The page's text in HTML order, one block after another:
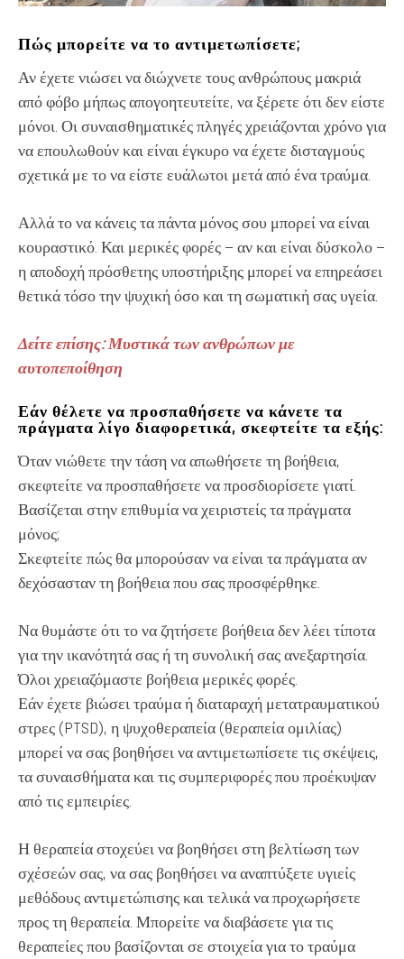
Πώς μπορείτε να το αντιμετωπίσετε;
Αν έχετε νιώσει να διώχνετε τους ανθρώπους μακριά
από φόβο μήπως απογοητευτείτε, να ξέρετε ότι δεν είστε
μόνοι. Οι συναισθηματικές πληγές χρειάζονται χρόνο για
να επουλωθούν και είναι έγκυρο να έχετε δισταγμούς
σχετικά με το να είστε ευάλωτοι μετά από ένα τραύμα.
Αλλά το να κάνεις τα πάντα μόνος σου μπορεί να είναι
κουραστικό. Και μερικές φορές – αν και είναι δύσκολο –
η αποδοχή πρόσθετης υποστήριξης μπορεί να επηρεάσει
θετικά τόσο την ψυχική όσο και τη σωματική σας υγεία.
Δείτε επίσης: Μυστικά των ανθρώπων με
αυτοπεποίθηση
Εάν θέλετε να προσπαθήσετε να κάνετε τα
πράγματα λίγο διαφορετικά, σκεφτείτε τα εξής:
Όταν νιώθετε την τάση να απωθήσετε τη βοήθεια,
σκεφτείτε να προσπαθήσετε να προσδιορίσετε γιατί.
Βασίζεται στην επιθυμία να χειριστείς τα πράγματα
μόνος;
Σκεφτείτε πώς θα μπορούσαν να είναι τα πράγματα αν
δεχόσασταν τη βοήθεια που σας προσφέρθηκε.
Να θυμάστε ότι το να ζητήσετε βοήθεια δεν λέει τίποτα
για την ικανότητά σας ή τη συνολική σας ανεξαρτησία.
Όλοι χρειαζόμαστε βοήθεια μερικές φορές.
Εάν έχετε βιώσει τραύμα ή διαταραχή μετατραυματικού
στρες (PTSD), η ψυχοθεραπεία (θεραπεία ομιλίας)
μπορεί να σας βοηθήσει να αντιμετωπίσετε τις σκέψεις,
τα συναισθήματα και τις συμπεριφορές που προέκυψαν
από τις εμπειρίες.
Η θεραπεία στοχεύει να βοηθήσει στη βελτίωση των
σχέσεών σας, να σας βοηθήσει να αναπτύξετε υγιείς
μεθόδους αντιμετώπισης και τελικά να προχωρήσετε
προς τη θεραπεία. Μπορείτε να διαβάσετε για τις
θεραπείες που βασίζονται σε στοιχεία για το τραύμα